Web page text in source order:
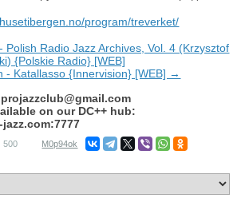
program/treverket/
Radio Jazz Archives, Vol. 4 (Krzysztof
{Polskie Radio} [WEB]
- Katallasso {Innervision} [WEB] →
projazzclub@gmail.com
on our DC++ hub:
500 M0p94ok